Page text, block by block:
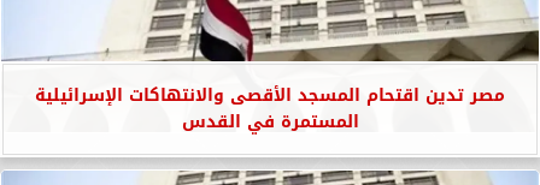
مصر تدين اقتحام المسجد الأقصى والانتهاكات الإسرائيلية
المستمرة في القدس